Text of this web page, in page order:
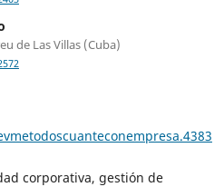
de Las Villas (Cuba)
corporativa, gestión de